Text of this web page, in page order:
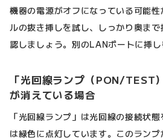
機器の電源がオフになっている可能
ルの抜き挿しを試し、しっかり奥ま
認しましょう。別のLANポートに挿し
「光回線ランプ（PON/TEST
が消えている場合
「光回線ランプ」は光回線の接続状
は緑色に点灯しています。このラン